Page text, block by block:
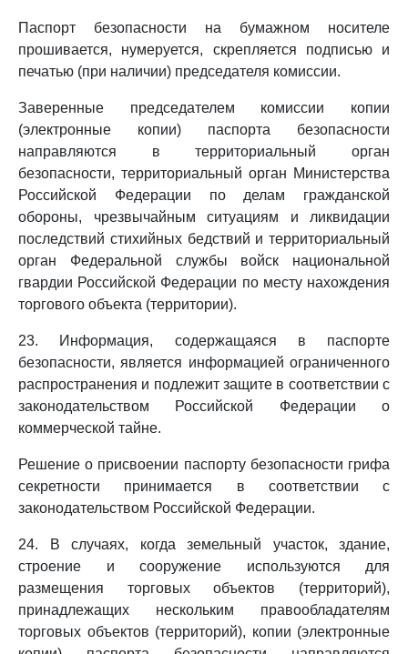
Паспорт безопасности на бумажном носителе
прошивается, нумеруется, скрепляется подписью и
печатью (при наличии) председателя комиссии.
Заверенные председателем комиссии копии
(электронные копии) паспорта безопасности
направляются в территориальный орган
безопасности, территориальный орган Министерства
Российской Федерации по делам гражданской
обороны, чрезвычайным ситуациям и ликвидации
последствий стихийных бедствий и территориальный
орган Федеральной службы войск национальной
гвардии Российской Федерации по месту нахождения
торгового объекта (территории).
23. Информация, содержащаяся в паспорте
безопасности, является информацией ограниченного
распространения и подлежит защите в соответствии с
законодательством Российской Федерации о
коммерческой тайне.
Решение о присвоении паспорту безопасности грифа
секретности принимается в соответствии с
законодательством Российской Федерации.
24. В случаях, когда земельный участок, здание,
строение и сооружение используются для
размещения торговых объектов (территорий),
принадлежащих нескольким правообладателям
торговых объектов (территорий), копии (электронные